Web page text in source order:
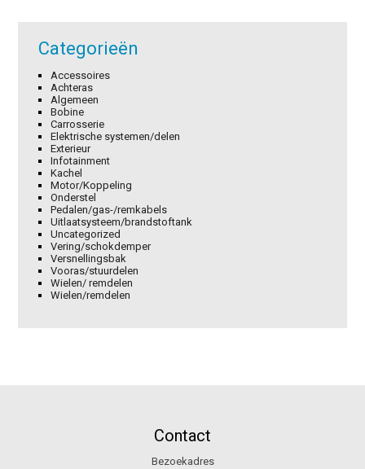
Categorieën
Accessoires
Achteras
Algemeen
Bobine
Carrosserie
Elektrische systemen/delen
Exterieur
Infotainment
Kachel
Motor/Koppeling
Onderstel
Pedalen/gas-/remkabels
Uitlaatsysteem/brandstoftank
Uncategorized
Vering/schokdemper
Versnellingsbak
Vooras/stuurdelen
Wielen/ remdelen
Wielen/remdelen
Contact
Bezoekadres